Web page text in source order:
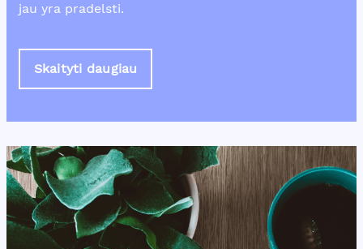
jau yra pradelsti.
Skaityti daugiau